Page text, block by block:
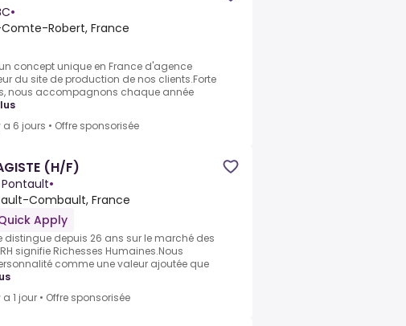
•
Robert, France
concept unique en France d'agence
du site de production de nos clients.Forte
nous accompagnons chaque année
a 6 jours • Offre sponsorisée
(H/F)
•
Combault, France
Apply
distingue depuis 26 ans sur le marché des
signifie Richesses Humaines.Nous
comme une valeur ajoutée que
1 jour • Offre sponsorisée